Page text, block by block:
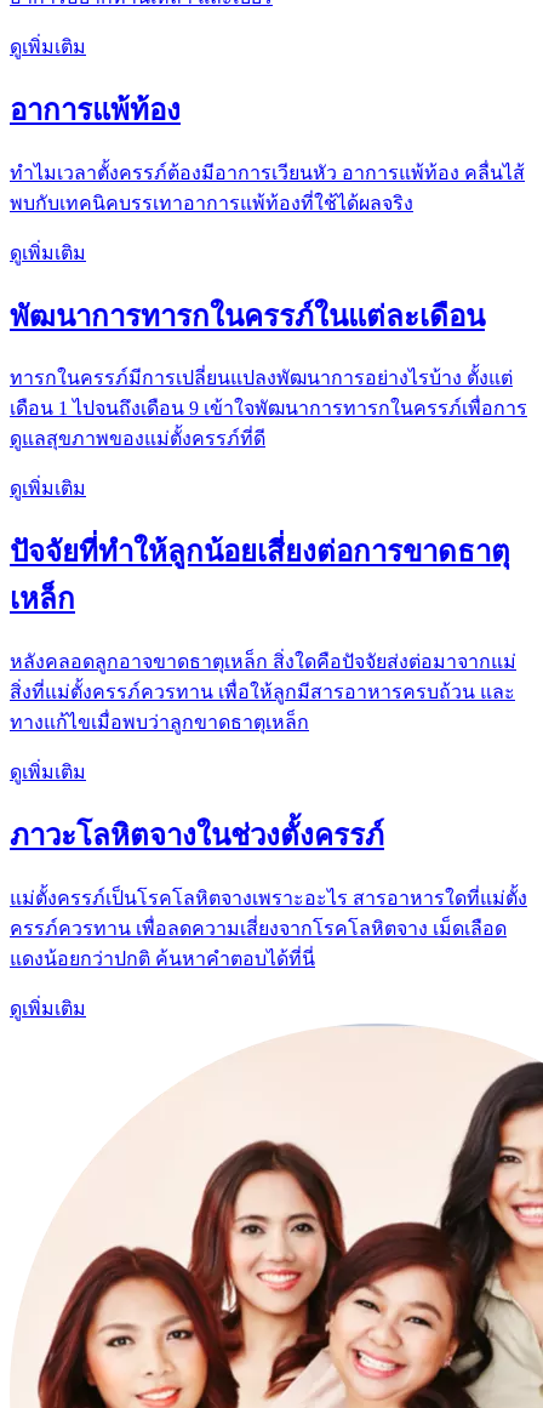
ดูเพิ่มเติม
อาการแพ้ท้อง
ทำไมเวลาตั้งครรภ์ต้องมีอาการเวียนหัว อาการแพ้ท้อง คลื่นไส้
พบกับเทคนิคบรรเทาอาการแพ้ท้องที่ใช้ได้ผลจริง
ดูเพิ่มเติม
พัฒนาการทารกในครรภ์ในแต่ละเดือน
ทารกในครรภ์มีการเปลี่ยนแปลงพัฒนาการอย่างไรบ้าง ตั้งแต่
เดือน 1 ไปจนถึงเดือน 9 เข้าใจพัฒนาการทารกในครรภ์เพื่อการ
ดูแลสุขภาพของแม่ตั้งครรภ์ที่ดี
ดูเพิ่มเติม
ปัจจัยที่ทำให้ลูกน้อยเสี่ยงต่อการขาดธาตุ
เหล็ก
หลังคลอดลูกอาจขาดธาตุเหล็ก สิ่งใดคือปัจจัยส่งต่อมาจากแม่
สิ่งที่แม่ตั้งครรภ์ควรทาน เพื่อให้ลูกมีสารอาหารครบถ้วน และ
ทางแก้ไขเมื่อพบว่าลูกขาดธาตุเหล็ก
ดูเพิ่มเติม
ภาวะโลหิตจางในช่วงตั้งครรภ์
แม่ตั้งครรภ์เป็นโรคโลหิตจางเพราะอะไร สารอาหารใดที่แม่ตั้ง
ครรภ์ควรทาน เพื่อลดความเสี่ยงจากโรคโลหิตจาง เม็ดเลือด
แดงน้อยกว่าปกติ ค้นหาคำตอบได้ที่นี่
ดูเพิ่มเติม